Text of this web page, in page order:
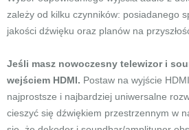
zależy od kilku czynników: posiadanego
jakości dźwięku oraz planów na
Jeśli masz nowoczesny telewizor i
wejściem HDMI. Postaw na wyjście
najprostsze i najbardziej uniwersalne
cieszyć się dźwiękiem przestrzennym w